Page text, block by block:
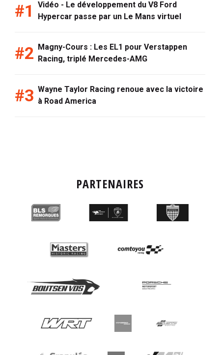
Vidéo - Le développement du V8 Ford
Hypercar passe par un Le Mans virtuel
Magny-Cours : Les EL1 pour Verstappen
Racing, triplé Mercedes-AMG
Wayne Taylor Racing renoue avec la victoire
à Road America
PARTENAIRES